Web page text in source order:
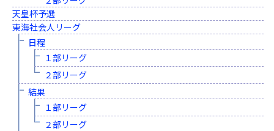
天皇杯予選
東海社会人リーグ
日程
１部リーグ
２部リーグ
結果
１部リーグ
２部リーグ